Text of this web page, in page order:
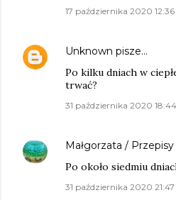
17 października 2020 12:36
Unknown pisze…
Po kilku dniach w
trwać?
31 października 2020 18:44
Małgorzata /
Po około siedmiu
31 października 2020 21:47